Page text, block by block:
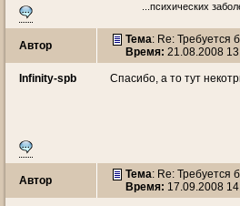
...психических
Автор Тема: Re: Требуется
Время: 21.08.2008
Infinity-spb Спасибо, а то тут
Автор Тема: Re: Требуется
Время: 17.09.2008